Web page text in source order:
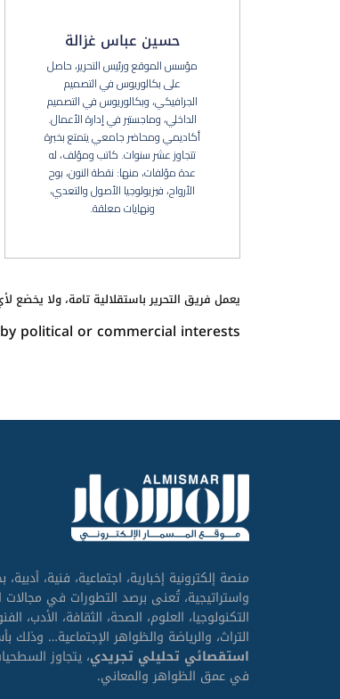
حسين عباس غزالة
مؤسس الموقع ورئيس التحرير، حاصل
على بكالوريوس في التصميم
الجرافيكي، وبكالوريوس في التصميم
الداخلي، وماجستير في إدارة الأعمال.
أكاديمي ومحاضر جامعي يتمتع بخبرة
تتجاوز عشر سنوات. كاتب ومؤلف، له
عدة مؤلفات، منها: نقطة النون، بوح
الأرواح، فيزيولوجيا الأصول والتعدي،
ونهايات معلقة.
يعمل فريق التحرير باستقلالية تامة، ولا
political or commercial interests.
منصة إلكترونية إخبارية، اجتماعية، فنية، أدبية،
واستراتيجية، تُعنى برصد التطورات في مجالات
التكنولوجيا، العلوم، الصحة، الثقافة، الأدب،
التراث، والرياضة والظواهر الإجتماعية… وذلك
استقصائي تحليلي تجريدي، يتجاوز
في عمق الظواهر والمعاني.